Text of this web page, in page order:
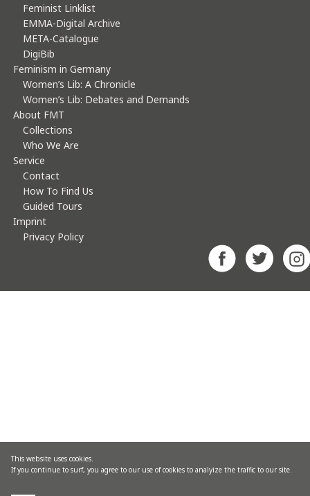
This website uses cookies.
If you continue to surf, you agree to our use of cookies to analyize the traffic to our site.
Feminist Linklist
EMMA-Digital Archive
META-Catalogue
DigiBib
Feminism in Germany
Women’s Lib: A Chronicle
Women’s Lib: Debates and Demands
About FMT
Collections
Who We Are
Service
Contact
How To Find Us
Guided Tours
Imprint
Privacy Policy